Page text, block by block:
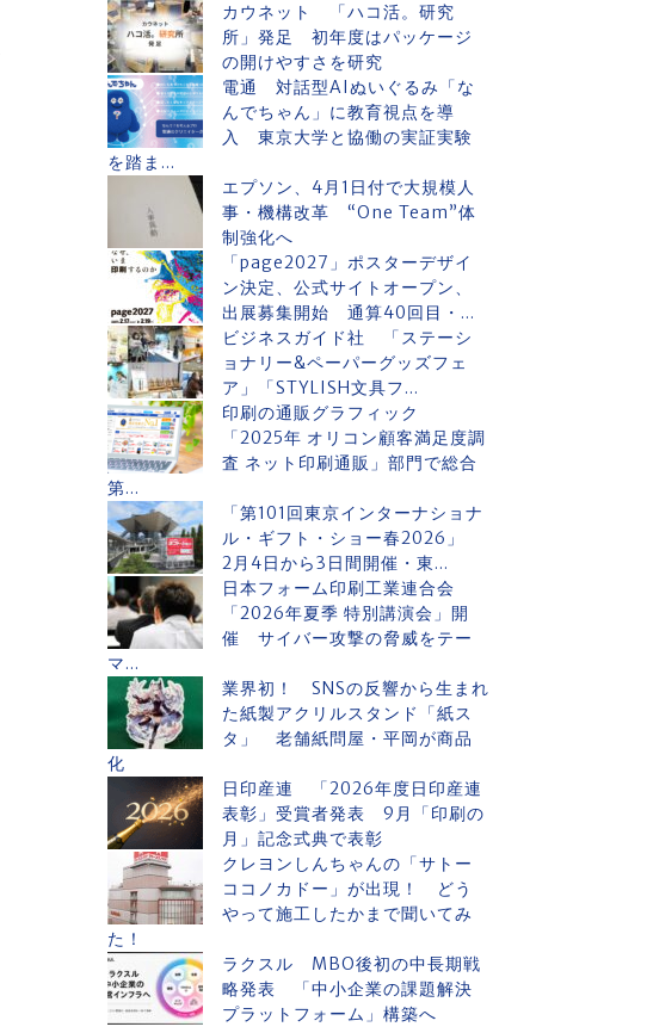
カウネット 「ハコ活。研究
所」発足 初年度はパッケージ
の開けやすさを研究
電通 対話型AIぬいぐるみ「な
んでちゃん」に教育視点を導
入 東京大学と協働の実証実験
を踏ま...
エプソン、4月1日付で大規模人
事・機構改革 “One Team”体
制強化へ
「page2027」ポスターデザイ
ン決定、公式サイトオープン、
出展募集開始 通算40回目・...
ビジネスガイド社 「ステーシ
ョナリー&ペーパーグッズフェ
ア」「STYLISH文具フ...
印刷の通販グラフィック
「2025年 オリコン顧客満足度調
査 ネット印刷通販」部門で総合
第...
「第101回東京インターナショナ
ル・ギフト・ショー春2026」
2月4日から3日間開催・東...
日本フォーム印刷工業連合会
「2026年夏季 特別講演会」開
催 サイバー攻撃の脅威をテー
マ...
業界初！ SNSの反響から生まれ
た紙製アクリルスタンド「紙ス
タ」 老舗紙問屋・平岡が商品
化
日印産連 「2026年度日印産連
表彰」受賞者発表 9月「印刷の
月」記念式典で表彰
クレヨンしんちゃんの「サトー
ココノカドー」が出現！ どう
やって施工したかまで聞いてみ
た！
ラクスル MBO後初の中長期戦
略発表 「中小企業の課題解決
プラットフォーム」構築へ